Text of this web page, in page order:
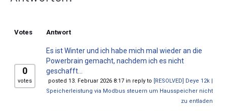
Votes Antwort
0
votes
Es ist Winter und ich habe mich mal wieder an die
Powerbrain gemacht, nachdem ich es nicht
geschafft...
posted 13. Februar 2026 8:17 in reply to [RESOLVED] Deye 12k |
Speicherleistung via Modbus steuern um Hausspeicher nicht
zu entladen